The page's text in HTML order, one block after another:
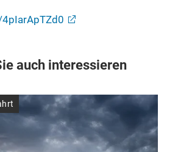
auch interessieren